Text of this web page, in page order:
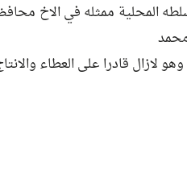
المحلية ممثله في الاخ
لازال قادرا على العطاء